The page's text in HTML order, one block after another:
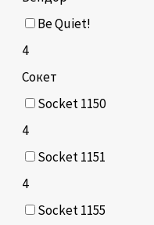
Be Quiet!
4
Сокет
Socket 1150
4
Socket 1151
4
Socket 1155